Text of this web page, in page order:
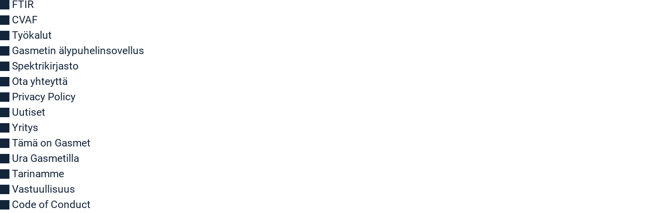
FTIR
CVAF
Työkalut
Gasmetin älypuhelinsovellus
Spektrikirjasto
Ota yhteyttä
Privacy Policy
Uutiset
Yritys
Tämä on Gasmet
Ura Gasmetilla
Tarinamme
Vastuullisuus
Code of Conduct